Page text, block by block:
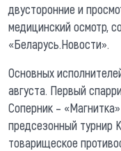
двусторонние и
медицинский осмотр,
«Беларусь.Новости».
Основных
августа. Первый
Соперник –
предсезонный турнир
товарищеское